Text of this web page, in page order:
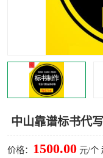
中山靠谱标书代
价格： 1500.00 元/个